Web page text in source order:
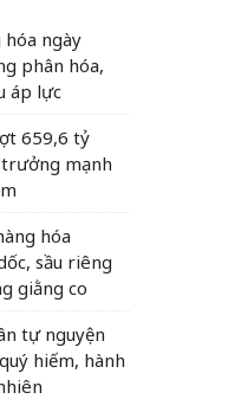
hóa ngày
phân hóa,
áp lực
659,6 tỷ
trưởng mạnh
hóa
sầu riêng
giằng co
tự nguyện
hiếm, hành